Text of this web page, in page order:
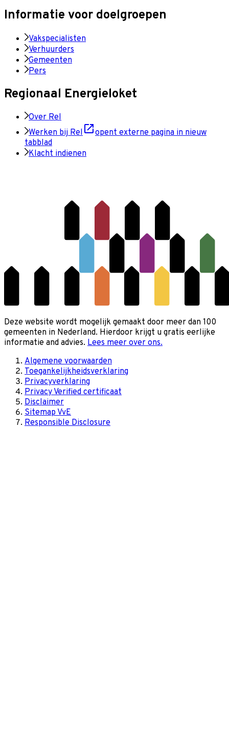
Informatie voor doelgroepen
Vakspecialisten
Verhuurders
Gemeenten
Pers
Regionaal Energieloket
Over Rel
Werken bij Rel
opent externe pagina in nieuw
tabblad
Klacht indienen
Deze website wordt mogelijk gemaakt door meer dan 100
gemeenten in Nederland. Hierdoor krijgt u gratis eerlijke
informatie and advies. Lees meer over ons.
Algemene voorwaarden
Toegankelijkheidsverklaring
Privacyverklaring
Privacy Verified certificaat
Disclaimer
Sitemap VvE
Responsible Disclosure